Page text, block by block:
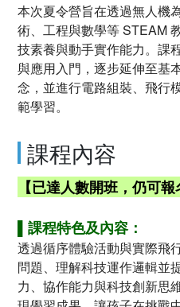
本次夏令營旨在透過無人機
術、工程與數學等 STEAM
技素養與動手實作能力。課
與應用入門，逐步延伸至基
念，並進行電路組裝、飛行
範學習。
課程內容
【已達人數開班，仍可報
▌課程特色及內容：
透過循序體驗活動與實際飛
問題、理解科技運作邏輯並
力、協作能力與科技創新思